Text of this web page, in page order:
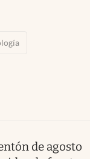
de agosto